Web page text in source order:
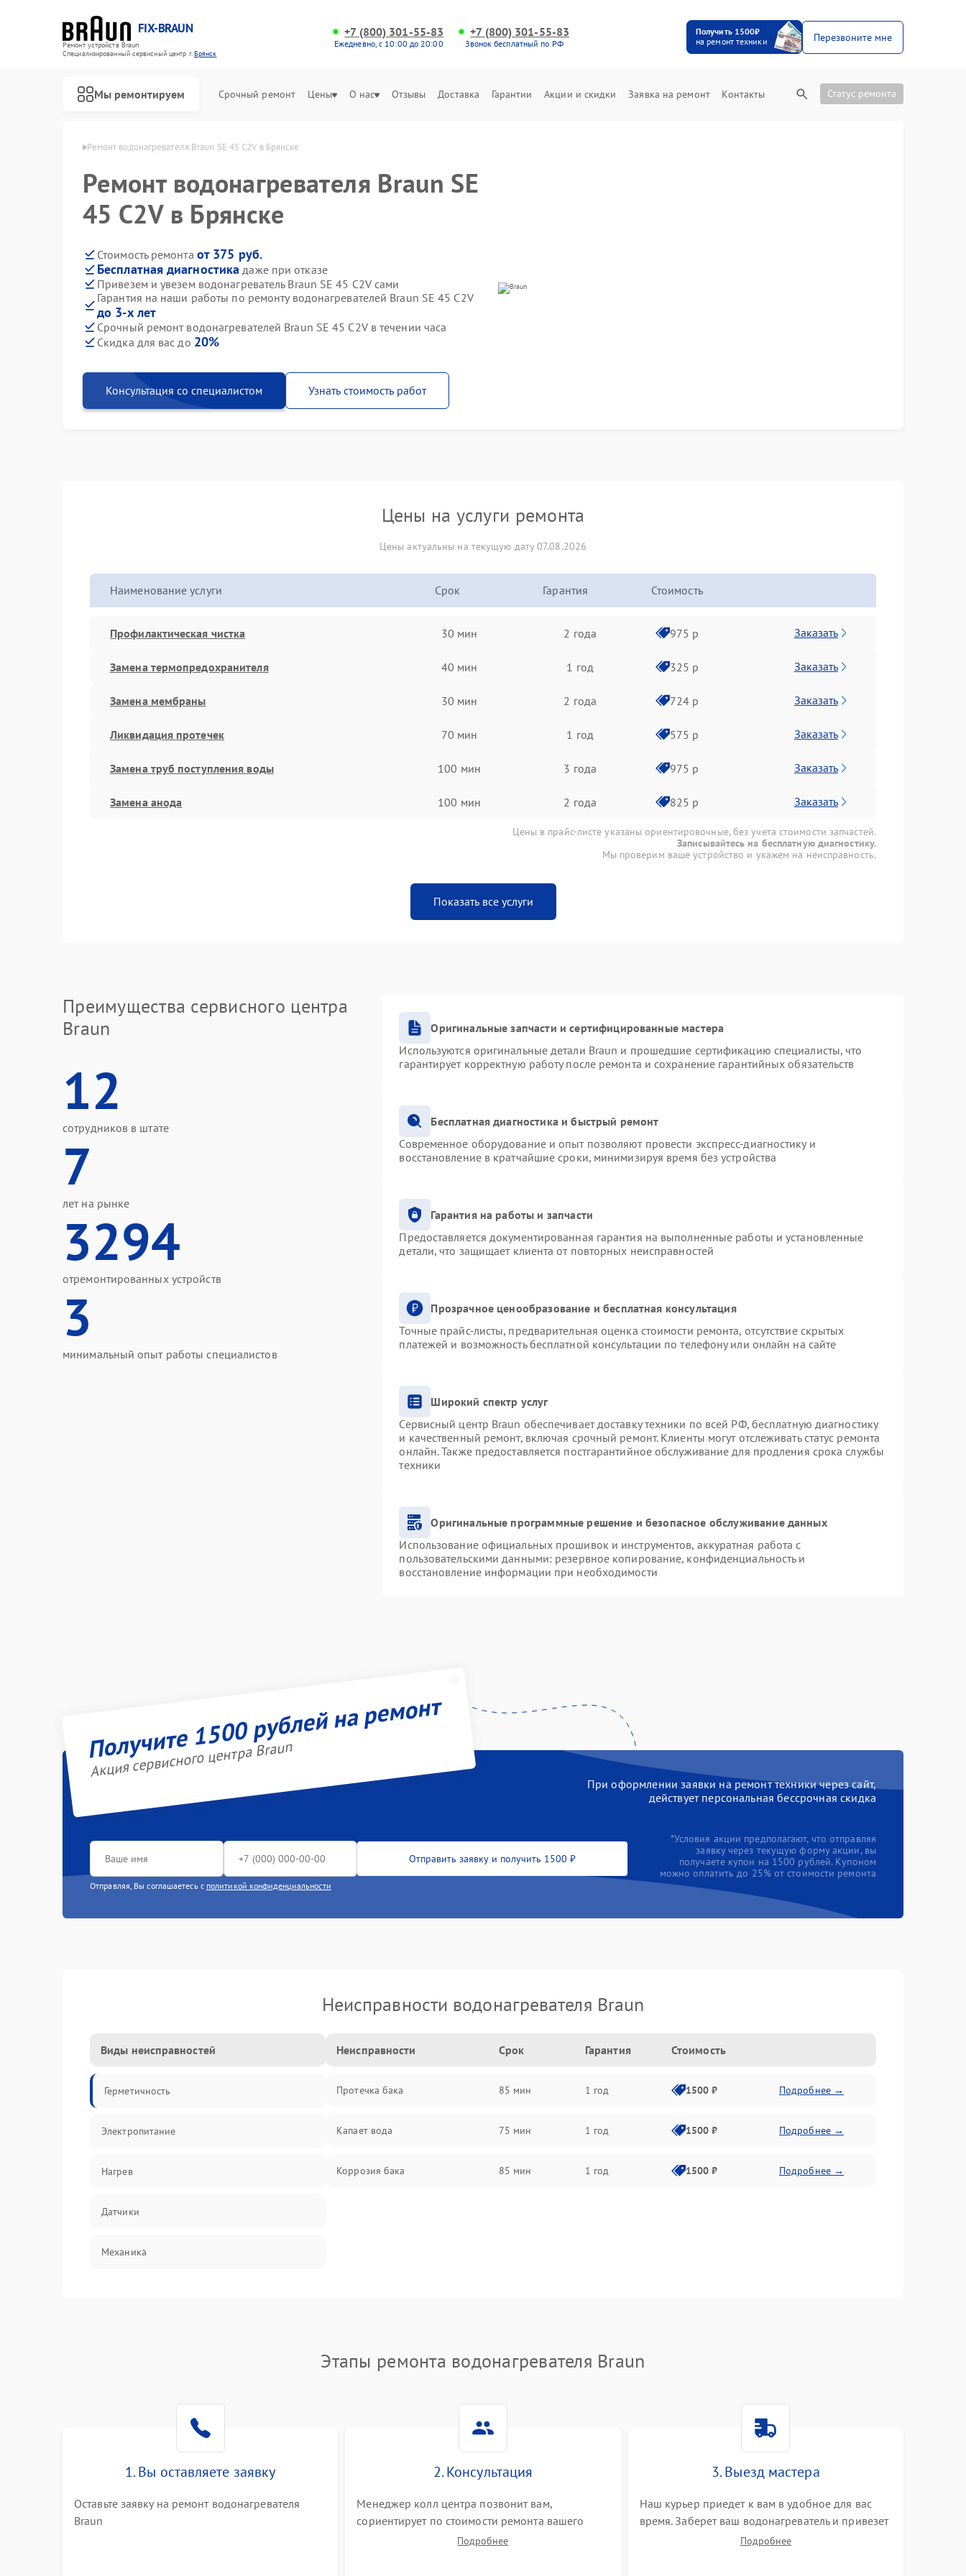
FIX-BRAUN
Ремонт устройств Braun
Специализированный cервисный центр г.Брянск
+7 (800) 301-55-83
Ежедневно, с 10:00 до 20:00
+7 (800) 301-55-83
Звонок бесплатный по РФ
Получить 1500₽
на ремонт техники
Перезвоните мне
Мы ремонтируем Срочный ремонт Цены О нас Отзывы Доставка Гарантии Акции и скидки Заявка на ремонт Контакты Статус ремонта
Ремонт водонагревателя Braun SE 45 C2V в Брянске
Ремонт водонагревателя Braun SE
45 C2V в Брянске
Стоимость ремонта от 375 руб.
Бесплатная диагностика даже при отказе
Привезем и увезем водонагреватель Braun SE 45 C2V сами
Гарантия на наши работы по ремонту водонагревателей Braun SE 45 C2V
до 3-х лет
Срочный ремонт водонагревателей Braun SE 45 C2V в течении часа
Скидка для вас до 20%
Консультация со специалистом Узнать стоимость работ
Цены на услуги ремонта
Цены актуальны на текущую дату 07.08.2026
Наименование услуги Срок Гарантия Стоимость
Профилактическая чистка 30 мин 2 года 975 р Заказать
Замена термопредохранителя 40 мин 1 год 325 р Заказать
Замена мембраны 30 мин 2 года 724 р Заказать
Ликвидация протечек 70 мин 1 год 575 р Заказать
Замена труб поступления воды 100 мин 3 года 975 р Заказать
Замена анода 100 мин 2 года 825 р Заказать
Цены в прайс-листе указаны ориентировочные, без учета стоимости запчастей.
Записывайтесь на бесплатную диагностику.
Мы проверим ваше устройство и укажем на неисправность.
Показать все услуги
Преимущества сервисного центра
Braun
12
сотрудников в штате
7
лет на рынке
3294
отремонтированных устройств
3
минимальный опыт работы специалистов
Оригинальные запчасти и сертифицированные мастера
Используются оригинальные детали Braun и прошедшие сертификацию специалисты, что
гарантирует корректную работу после ремонта и сохранение гарантийных обязательств
Бесплатная диагностика и быстрый ремонт
Современное оборудование и опыт позволяют провести экспресс-диагностику и
восстановление в кратчайшие сроки, минимизируя время без устройства
Гарантия на работы и запчасти
Предоставляется документированная гарантия на выполненные работы и установленные
детали, что защищает клиента от повторных неисправностей
Прозрачное ценообразование и бесплатная консультация
Точные прайс-листы, предварительная оценка стоимости ремонта, отсутствие скрытых
платежей и возможность бесплатной консультации по телефону или онлайн на сайте
Широкий спектр услуг
Сервисный центр Braun обеспечивает доставку техники по всей РФ, бесплатную диагностику
и качественный ремонт, включая срочный ремонт. Клиенты могут отслеживать статус ремонта
онлайн. Также предоставляется постгарантийное обслуживание для продления срока службы
техники
Оригинальные программные решение и безопасное обслуживание данных
Использование официальных прошивок и инструментов, аккуратная работа с
пользовательскими данными: резервное копирование, конфиденциальность и
восстановление информации при необходимости
Получите 1500 рублей на ремонт
Акция сервисного центра Braun
При оформлении заявки на ремонт техники через сайт,
действует персональная бессрочная скидка
Отправить заявку и получить 1500 ₽
Отправляя, Вы соглашаетесь с политикой конфиденциальности
*Условия акции предполагают, что отправляя
заявку через текущую форму акции, вы
получаете купон на 1500 рублей. Купоном
можно оплатить до 25% от стоимости ремонта
Неисправности водонагревателя Braun
Виды неисправностей
Герметичность
Электропитание
Нагрев
Датчики
Механика
Неисправности Срок Гарантия Стоимость
Протечка бака 85 мин 1 год 1500 ₽ Подробнее →
Капает вода 75 мин 1 год 1500 ₽ Подробнее →
Коррозия бака 85 мин 1 год 1500 ₽ Подробнее →
Этапы ремонта водонагревателя Braun
1. Вы оставляете заявку
Оставьте заявку на ремонт водонагревателя
Braun
2. Консультация
Менеджер колл центра позвонит вам,
сориентирует по стоимости ремонта вашего
водонагревателя а также ответит на все ваши
Подробнее
3. Выезд мастера
Наш курьер приедет к вам в удобное для вас
время. Заберет ваш водонагреватель и привезет
на склад для диагностики.
Подробнее